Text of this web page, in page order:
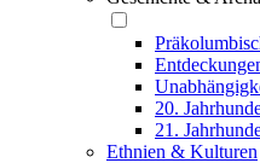
20.
21.
Ethnien & Kulturen